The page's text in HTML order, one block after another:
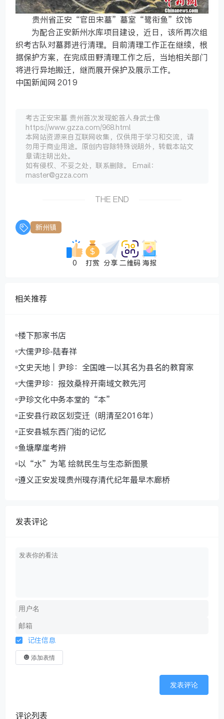
贵州省正安“官田宋墓”墓室“鹭衔鱼”纹饰
为配合正安新州水库项目建设，近日，该所再次组
织考古队对墓葬进行清理。目前清理工作正在继续，根
据保护方案，在完成田野清理工作之后，当地相关部门
将进行异地搬迁，继而展开保护及展示工作。
中国新闻网 2019
考古正安宋墓 贵州首次发现蛇首人身武士像
https://www.gzza.com/968.html
本网站资源来自互联网收集，仅供用于学习和交流，请
勿用于商业用途。原创内容除特殊说明外，转载本站文
章请注明出处。
如有侵权、不妥之处，联系删除。 Email：
master@gzza.com
THE END
新州镇
0 打赏 分享 二维码 海报
相关推荐
楼下那家书店
大儒尹珍-陆春祥
文史天地｜尹珍：全国唯一以其名为县名的教育家
大儒尹珍：报效桑梓开南域文教先河
尹珍文化中务本堂的“本”
正安县行政区划变迁（明清至2016年）
正安县城东西门街的记忆
鱼塘摩崖考辨
以“水”为笔 绘就民生与生态新图景
遵义正安发现贵州现存清代纪年最早木廊桥
发表评论
记住信息
添加表情
发表评论
评论列表